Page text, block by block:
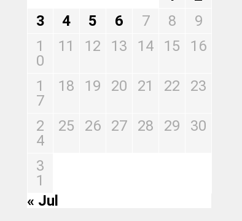
3
4 5 6 7 8
9
1
0
11 12 13 14 15 16
1
7
18 19 20 21 22 23
2
4
25 26 27 28 29 30
3
1
« Jul